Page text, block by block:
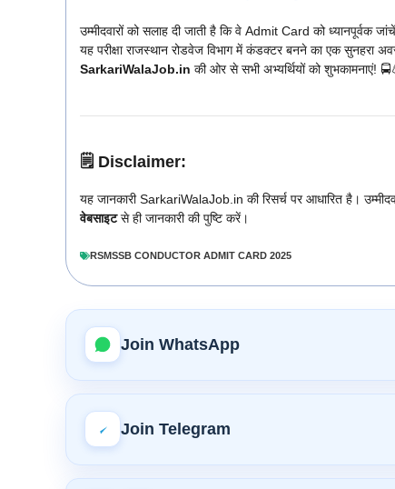
उम्मीदवारों को सलाह दी जाती है कि वे Admit Card को ध्यानपूर्वक
यह परीक्षा राजस्थान रोडवेज विभाग में कंडक्टर बनने का एक सुनहरा
SarkariWalaJob.in की ओर से सभी अभ्यर्थियों को शुभकामनाएं!
🗒️ Disclaimer:
यह जानकारी SarkariWalaJob.in की रिसर्च पर आधारित है।
वेबसाइटसे ही जानकारी की पुष्टि करें।
RSMSSB CONDUCTOR ADMIT CARD 2025
Join WhatsApp
Join Telegram